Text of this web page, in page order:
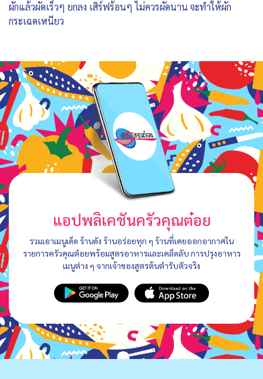
ผักแล้วผัดเร็วๆ ยกลง เสิร์ฟร้อนๆ ไม่ควรผัดนาน จะทำให้ผัก
กระเฉดเหนียว
แอปพลิเคชันครัวคุณต๋อย
รวมเอาเมนูเด็ด ร้านดัง ร้านอร่อยทุก ๆ ร้านที่เคยออกอากาศใน
รายการครัวคุณต๋อยพร้อมสูตรอาหารและเคล็ดลับ การปรุงอาหาร
เมนูต่าง ๆ จากเจ้าของสูตรต้นตำรับตัวจริง